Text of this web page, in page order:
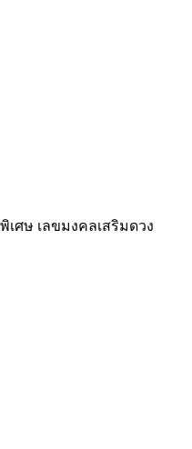
เศษ เลขมงคลเสริมดวง